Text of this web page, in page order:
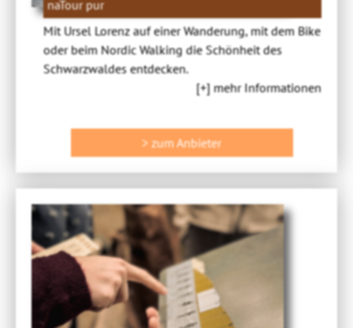
naTour pur
Mit Ursel Lorenz auf einer Wanderung, mit dem Bike
oder beim Nordic Walking die Schönheit des
Schwarzwaldes entdecken.
[+] mehr Informationen
> zum Anbieter